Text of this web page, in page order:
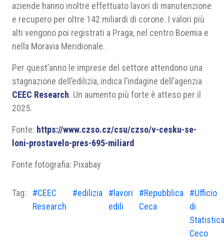
aziende hanno inoltre effettuato lavori di manutenzione
e recupero per oltre 142 miliardi di corone. I valori più
alti vengono poi registrati a Praga, nel centro Boemia e
nella Moravia Meridionale.
Per quest’anno le imprese del settore attendono una
stagnazione dell’edilizia, indica l’indagine dell’agenzia
CEEC Research. Un aumento più forte è atteso per il
2025.
Fonte: https://www.czso.cz/csu/czso/v-cesku-se-
loni-prostavelo-pres-695-miliard
Fonte fotografia: Pixabay
Tag:
#CEEC
Research
#edilizia
#lavori
edili
#Repubblica
Ceca
#Ufficio
di
Statistica
Ceco